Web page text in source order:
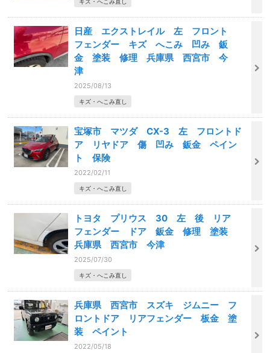
日産 エクストレイル 左 フロント
フェンダー キズ へこみ 凹み 鈑
金 塗装 修理 兵庫県 西宮市 今
津
2025/08/13
キズ・へこみ直し
宝塚市 マツダ CX-3 左 フロントド
ア リヤドア 傷 凹み 鈑金 ペイン
ト 保険
2022/02/11
キズ・へこみ直し
トヨタ プリウス 30 左 後 リア
フェンダー ドア 鈑金 修理 塗装
兵庫県 西宮市 今津
2025/07/30
キズ・へこみ直し
兵庫県 西宮市 スズキ ジムニー フ
ロントドア リアフェンダー 板金 塗
装 ペイント
2022/05/18